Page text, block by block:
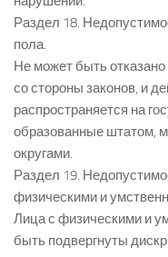
Раздел 18.
пола.
Не может быть
со стороны законов, и
распространяется на
образованные штатом,
округами.
Раздел 19.
физическими и
Лица с физическими и
быть подвергнуты